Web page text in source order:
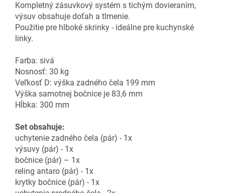
Kompletný zásuvkový systém s tichým dovieraním,
výsuv obsahuje doťah a tlmenie.
Použitie pre hlboké skrinky - ideálne pre kuchynské
linky.
Farba: sivá
Nosnosť: 30 kg
Veľkosť D: výška zadného čela 199 mm
Výška samotnej bočnice je 83,6 mm
Hĺbka: 300 mm
Set obsahuje:
uchytenie zadného čela (pár) - 1x
výsuvy (pár) - 1x
bočnice (pár) – 1x
reling antaro (pár) - 1x
krytky bočnice (pár) - 1x